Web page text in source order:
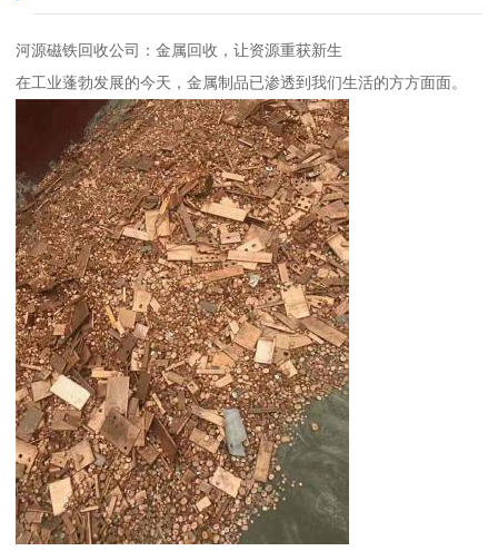
河源磁铁回收公司：金属回收，让资源重获新生
在工业蓬勃发展的今天，金属制品已渗透到我们生活的方方面面。